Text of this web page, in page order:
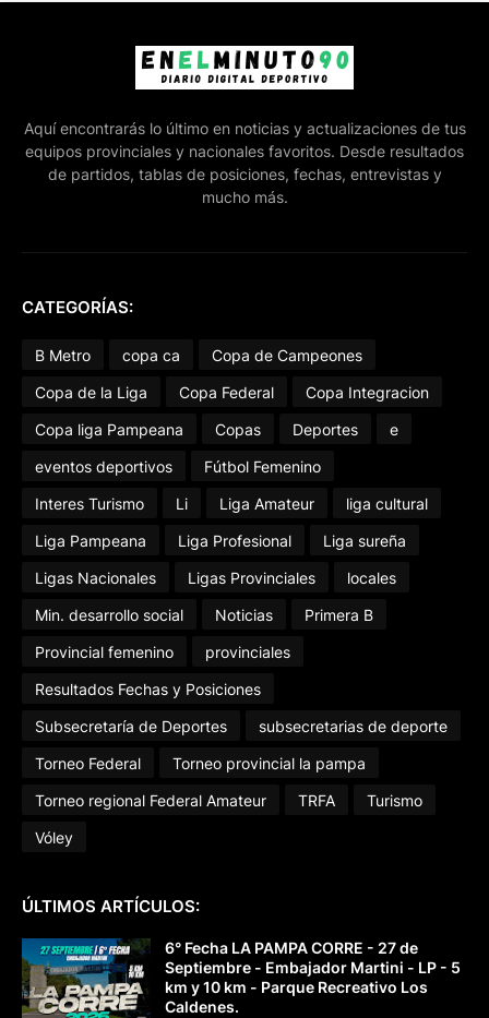
Aquí encontrarás lo último en noticias y actualizaciones de tus
equipos provinciales y nacionales favoritos. Desde resultados
de partidos, tablas de posiciones, fechas, entrevistas y
mucho más.
CATEGORÍAS:
B Metro copa ca
Copa de Campeones
Copa de la Liga
Copa Federal
Copa Integracion
Copa liga Pampeana
Copas Deportes
e
eventos deportivos
Fútbol Femenino
Interes Turismo
Li Liga Amateur
liga cultural
Liga Pampeana
Liga Profesional
Liga sureña
Ligas Nacionales
Ligas Provinciales
locales
Min. desarrollo social
Noticias
Primera B
Provincial femenino
provinciales
Resultados Fechas y Posiciones
Subsecretaría de Deportes
subsecretarias de deporte
Torneo Federal
Torneo provincial la pampa
Torneo regional Federal Amateur
TRFA
Turismo
Vóley
ÚLTIMOS ARTÍCULOS:
6° Fecha LA PAMPA CORRE - 27 de
Septiembre - Embajador Martini - LP - 5
km y 10 km - Parque Recreativo Los
Caldenes.